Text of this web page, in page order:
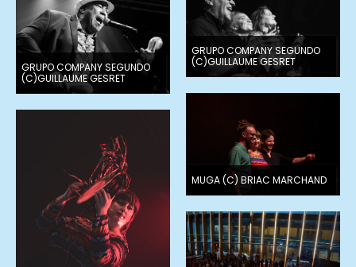
GRUPO COMPANY SEGUNDO
(C)GUILLAUME GESRET
GRUPO COMPANY SEGUNDO
(C)GUILLAUME GESRET
MUGA (C) BRIAC MARCHAND